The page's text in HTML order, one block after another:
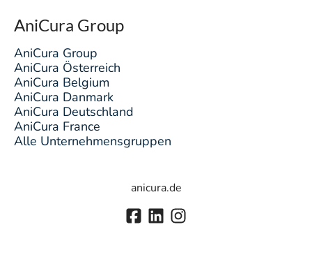
AniCura Group
AniCura Group
AniCura Österreich
AniCura Belgium
AniCura Danmark
AniCura Deutschland
AniCura France
Alle Unternehmensgruppen
anicura.de